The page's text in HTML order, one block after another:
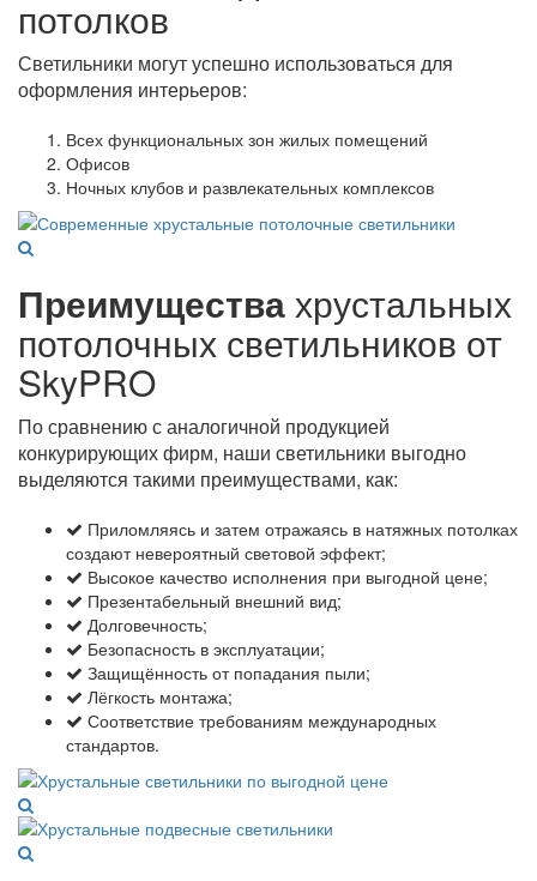
потолков
Светильники могут успешно использоваться для
оформления интерьеров:
Всех функциональных зон жилых помещений
Офисов
Ночных клубов и развлекательных комплексов
Преимуществахрустальных
потолочных светильников от
SkyPRO
По сравнению с аналогичной продукцией
конкурирующих фирм, наши светильники выгодно
выделяются такими преимуществами, как:
Приломляясь и затем отражаясь в натяжных потолках
создают невероятный световой эффект;
Высокое качество исполнения при выгодной цене;
Презентабельный внешний вид;
Долговечность;
Безопасность в эксплуатации;
Защищённость от попадания пыли;
Лёгкость монтажа;
Соответствие требованиям международных
стандартов.